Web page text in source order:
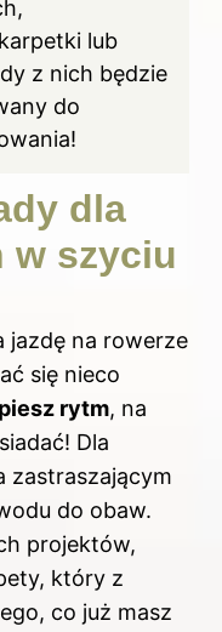
lub
z nich będzie
do
dla
w szyciu
jazdę na rowerze
się nieco
rytm, na
Dla
zastraszającym
do obaw.
projektów,
który z
co już masz